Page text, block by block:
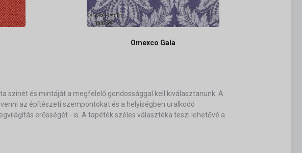
Omexco Gala
színét és mintáját a megfelelő gondossággal kell kiválasztanunk. A
az építészeti szempontokat és a helyiségben uralkodó
erősségét - is. A tapéték széles választéka teszi lehetővé a